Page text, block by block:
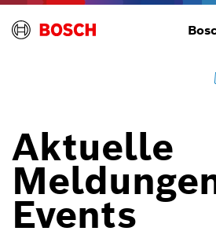
Aktuelle
Events